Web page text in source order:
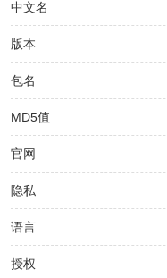
中文名
版本
包名
MD5值
官网
隐私
语言
授权